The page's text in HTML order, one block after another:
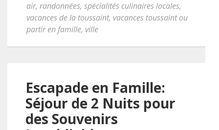
air, randonnées, spécialités culinaires locales,
vacances de la toussaint, vacances toussaint ou
partir en famille, ville
Escapade en Famille:
Séjour de 2 Nuits pour
des Souvenirs